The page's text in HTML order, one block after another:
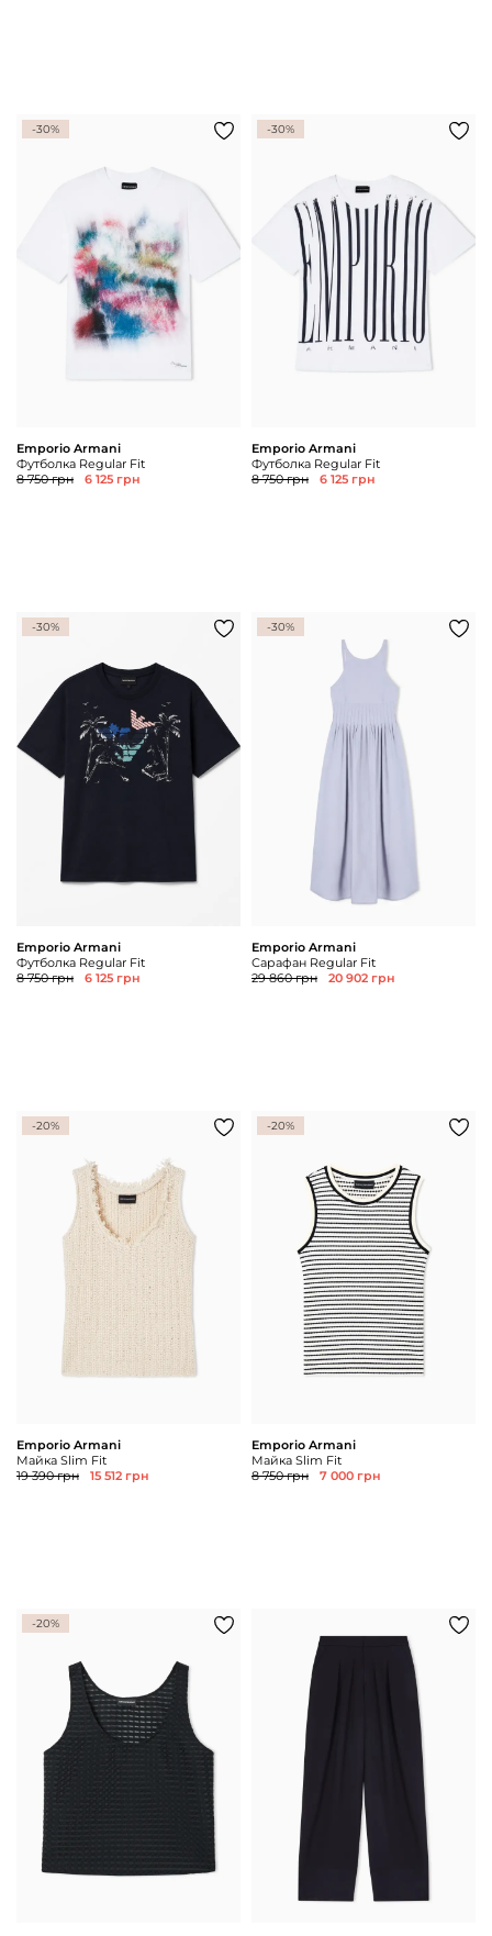
-30%
Emporio Armani
Футболка Regular Fit
8 750 грн
6 125 грн
-30%
Emporio Armani
Футболка Regular Fit
8 750 грн
6 125 грн
-30%
Emporio Armani
Футболка Regular Fit
8 750 грн
6 125 грн
-30%
Emporio Armani
Сарафан Regular Fit
29 860 грн
20 902 грн
-20%
Emporio Armani
Майка Slim Fit
19 390 грн
15 512 грн
-20%
Emporio Armani
Майка Slim Fit
8 750 грн
7 000 грн
-20%